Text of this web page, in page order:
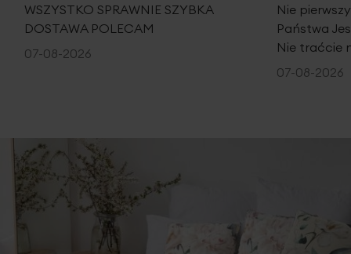
WSZYSTKO SPRAWNIE SZYBKA
DOSTAWA POLECAM
07-08-2026
Nie
Państwa
Nie traćcie
07-08-2026